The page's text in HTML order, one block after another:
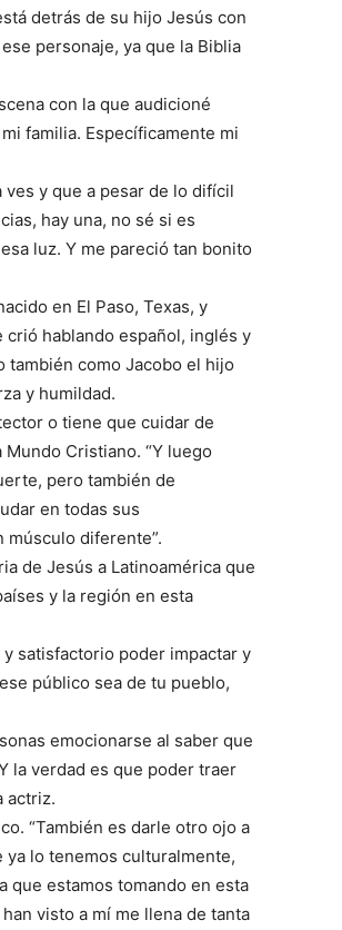
detrás de su hijo Jesús con
personaje, ya que la Biblia
con la que audicioné
familia. Específicamente mi
ves y que a pesar de lo difícil
hay una, no sé si es
luz. Y me pareció tan bonito
en El Paso, Texas, y
hablando español, inglés y
también como Jacobo el hijo
y humildad.
o tiene que cuidar de
Cristiano. “Y luego
pero también de
en todas sus
músculo diferente”.
de Jesús a Latinoamérica que
y la región en esta
satisfactorio poder impactar y
público sea de tu pueblo,
emocionarse al saber que
la verdad es que poder traer
actriz.
“También es darle otro ojo a
ya lo tenemos culturalmente,
que estamos tomando en esta
visto a mí me llena de tanta